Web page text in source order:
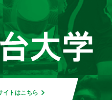
イトはこちら